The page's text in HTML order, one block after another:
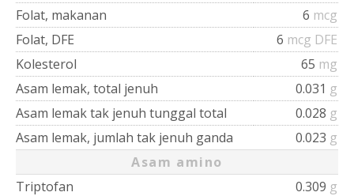
Folat, makanan
6 mcg
Folat, DFE
6 mcg DFE
Kolesterol
65 mg
Asam lemak, total jenuh
0.031 g
Asam lemak tak jenuh tunggal total
0.028 g
Asam lemak, jumlah tak jenuh ganda
0.023 g
Asam amino
Triptofan
0.309 g